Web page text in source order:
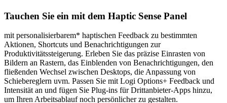
Tauchen Sie ein mit dem Haptic Sense Panel
mit personalisierbarem* haptischen Feedback zu bestimmten
Aktionen, Shortcuts und Benachrichtigungen zur
Produktivitätssteigerung. Erleben Sie das präzise Einrasten von
Bildern an Rastern, das Einblenden von Benachrichtigungen, den
fließenden Wechsel zwischen Desktops, die Anpassung von
Schiebereglern uvm. Passen Sie mit Logi Options+ Feedback und
Intensität an und fügen Sie Plug-ins für Drittanbieter-Apps hinzu,
um Ihren Arbeitsablauf noch persönlicher zu gestalten.